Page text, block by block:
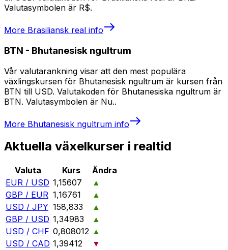
Valutasymbolen är R$.
More Brasiliansk real info
BTN - Bhutanesisk ngultrum
Vår valutarankning visar att den mest populära
växlingskursen för Bhutanesisk ngultrum är kursen från
BTN till USD. Valutakoden för Bhutanesiska ngultrum är
BTN. Valutasymbolen är Nu..
More Bhutanesisk ngultrum info
Aktuella växelkurser i realtid
Valuta Kurs
Ändra
EUR / USD 1,15607
▲
GBP / EUR 1,16761
▲
USD / JPY 158,833
▲
GBP / USD 1,34983
▲
USD / CHF 0,808012 ▲
USD / CAD 1,39412
▼